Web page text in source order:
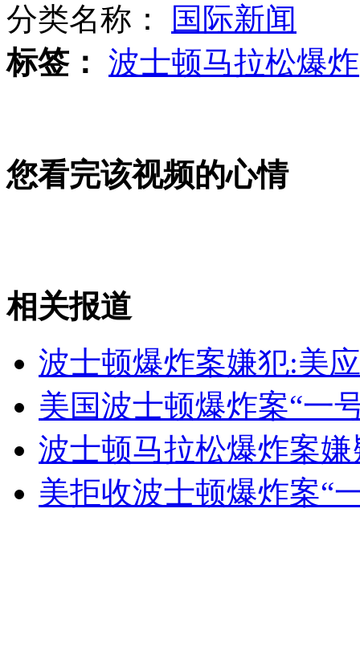
金正恩要求部队筑钢铁城墙
山西运城恶犬咬伤多人 警民合力深夜将其击毙
外交部：有关国家言论片面不公正
分类名称：
国际新闻
标签： 波士顿马拉松爆炸
您看完该视频的心情
相关报道
波士顿爆炸案嫌犯:美
美国波士顿爆炸案“一
波士顿马拉松爆炸案
美拒收波士顿爆炸案“